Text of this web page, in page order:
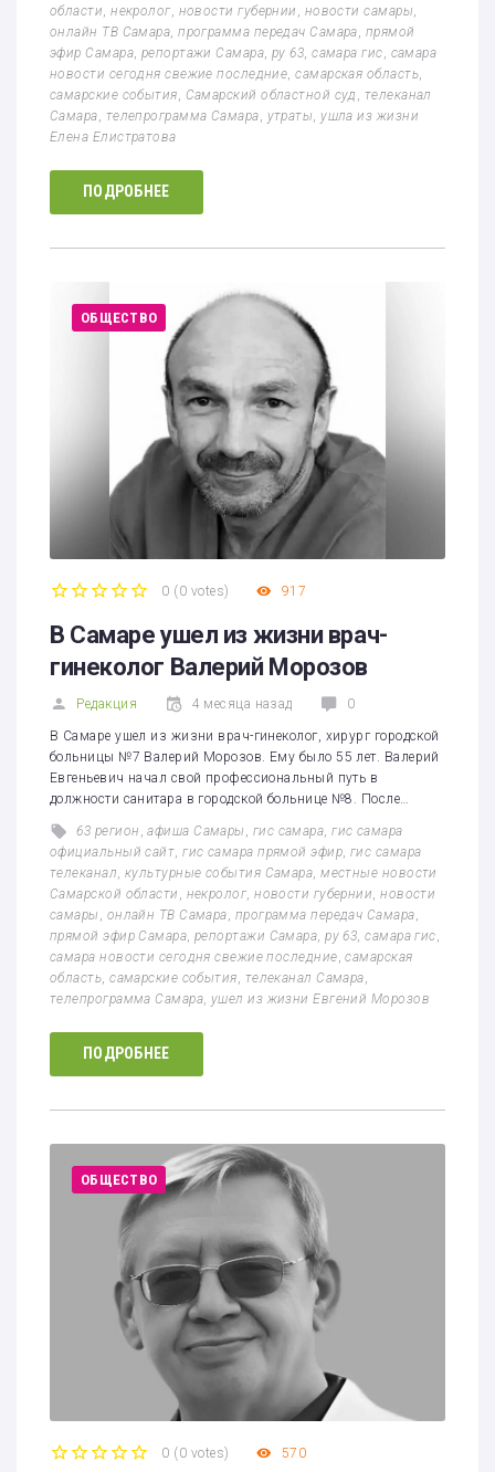
области ,некролог новости губернии новости самары
онлайн ТВ Самара ,программа передач Самара прямой
эфир Самара, репортажи Самара ру 63 ,самара гис самара
новости сегодня свежие последние ,самарская область,
самарские события
Самарский областной суд
телеканал
Самара телепрограмма Самара утраты ,ушла из жизни
Елена Елистратова
ПОДРОБНЕЕ
ОБЩЕСТВО
0 (0 votes) 917
В Самаре ушел из жизни врач-
гинеколог Валерий Морозов
Редакция 4 месяца назад 0
В Самаре ушел из жизни врач-гинеколог, хирург городской
больницы №7 Валерий Морозов. Ему было 55 лет. Валерий
Евгеньевич начал свой профессиональный путь в
должности санитара в городской больнице №8. После…
63 регион ,афиша Самары гис самара ,гис самара
официальный сайт ,гис самара прямой эфир гис самара
телеканал культурные события Самара ,местные новости
Самарской области
некролог ,новости губернии ,новости
самары
онлайн ТВ Самара программа передач Самара
прямой эфир Самара ,репортажи Самара ,ру 63 ,самара гис
самара новости сегодня свежие последние ,самарская
область ,самарские события телеканал Самара
телепрограмма Самара ушел из жизни Евгений Морозов
ПОДРОБНЕЕ
ОБЩЕСТВО
0 (0 votes) 570